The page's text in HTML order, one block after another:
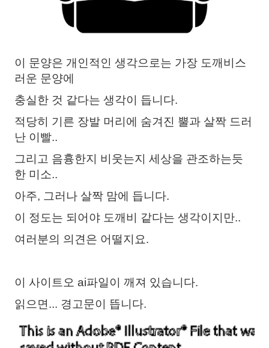
이 문양은 개인적인 생각으로는 가장 도깨비스
러운 문양에
충실한 것 같다는 생각이 듭니다.
적당히 기른 장발 머리에 숨겨진 뿔과 살짝 드러
난 이빨..
그리고 음흉한지 비웃는지 세상을 관조하는듯
한 미소..
아주, 그러나 살짝 맘에 듭니다.
이 정도는 되어야 도깨비 같다는 생각이지만..
여러분의 의견은 어떨지요.
이 사이트오 ai파일이 깨져 있습니다.
읽으면... 경고문이 뜹니다.